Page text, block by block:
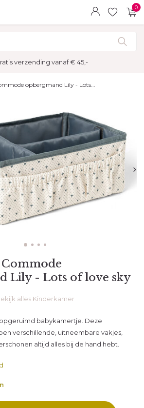
0
verzending vanaf € 45,-
opbergmand Lily - Lots...
Lily - Lots of love sky
alles Kinderkamer
babykamertje. Deze
verschillende, uitneembare vakjes,
altijd alles bij de hand hebt.